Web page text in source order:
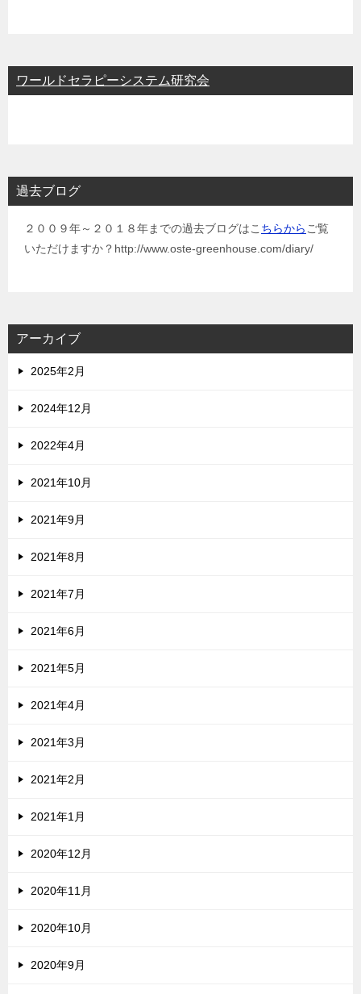
ワールドセラピーシステム研究会
過去ブログ
２００９年～２０１８年までの過去ブログはこ ちらから ご覧
いただけますか？http://www.oste-greenhouse.com/diary/
アーカイブ
2025年2月
2024年12月
2022年4月
2021年10月
2021年9月
2021年8月
2021年7月
2021年6月
2021年5月
2021年4月
2021年3月
2021年2月
2021年1月
2020年12月
2020年11月
2020年10月
2020年9月